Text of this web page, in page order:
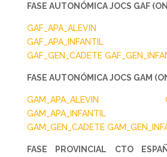
FASE AUTONÓMICA JOCS GAF
GAF_APA_ALEVIN
GAF_APA_INFANTIL
GAF_GEN_CADETE
FASE AUTONÓMICA JOCS GAM
GAM_APA_ALEVIN
GAM_APA_INFANTIL
GAM_GEN_CADETE
FASE PROVINCIAL CTO